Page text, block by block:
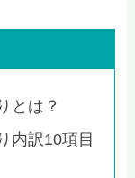
とは？
内訳10項目